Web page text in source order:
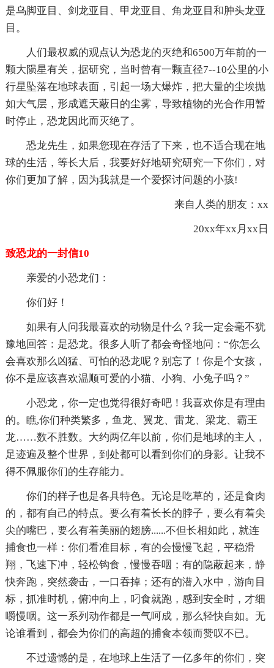
是乌脚亚目、剑龙亚目、甲龙亚目、角龙亚目和肿头龙亚
目。
人们最权威的观点认为恐龙的灭绝和6500万年前的一
颗大陨星有关，据研究，当时曾有一颗直径7--10公里的小
行星坠落在地球表面，引起一场大爆炸，把大量的尘埃抛
如大气层，形成遮天蔽日的尘雾，导致植物的光合作用暂
时停止，恐龙因此而灭绝了。
恐龙先生，如果您现在存活了下来，也不适合现在地
球的生活，等长大后，我要好好地研究研究一下你们，对
你们更加了解，因为我就是一个爱探讨问题的小孩!
来自人类的朋友：xx
20xx年xx月xx日
致恐龙的一封信10
亲爱的小恐龙们：
你们好！
如果有人问我最喜欢的动物是什么？我一定会毫不犹
豫地回答：是恐龙。很多人听了都会奇怪地问：“你怎么
会喜欢那么凶猛、可怕的恐龙呢？别忘了！你是个女孩，
你不是应该喜欢温顺可爱的小猫、小狗、小兔子吗？”
小恐龙，你一定也觉得很好奇吧！我喜欢你是有理由
的。瞧,你们种类繁多，鱼龙、翼龙、雷龙、梁龙、霸王
龙……数不胜数。大约两亿年以前，你们是地球的主人，
足迹遍及整个世界，到处都可以看到你们的身影。让我不
得不佩服你们的生存能力。
你们的样子也是各具特色。无论是吃草的，还是食肉
的，都有自己的特点。要么有着长长的脖子，要么有着尖
尖的嘴巴，要么有着美丽的翅膀......不但长相如此，就连
捕食也一样：你们看准目标，有的会慢慢飞起，平稳滑
翔，飞速下冲，轻松钩食，慢慢吞咽；有的隐蔽起来，静
快奔跑，突然袭击，一口吞掉；还有的潜入水中，游向目
标，抓准时机，俯冲向上，叼食就跑，感到安全时，才细
嚼慢咽。这一系列动作都是一气呵成，那么轻快自如。无
论谁看到，都会为你们的高超的捕食本领而赞叹不已。
不过遗憾的是，在地球上生活了一亿多年的你们，突